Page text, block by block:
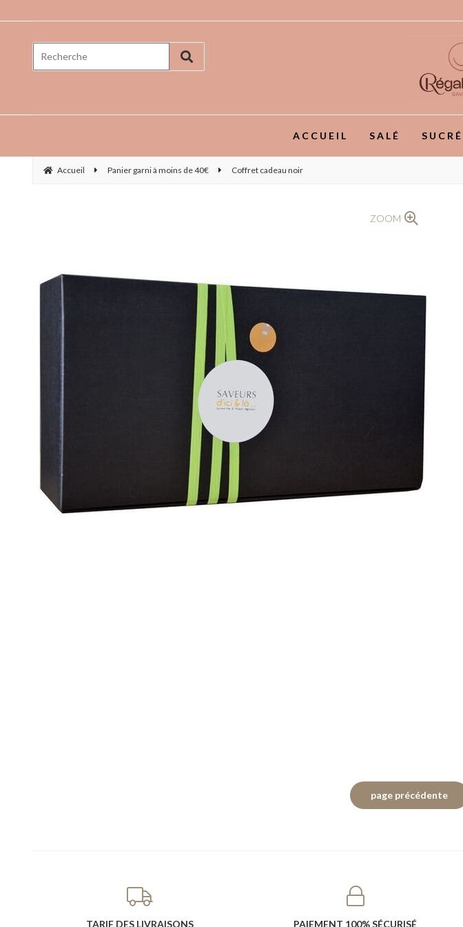
ACCUEIL SALÉ SUCRÉ
Accueil Panier garni à moins de 40€ Coffret cadeau noir
ZOOM
TARIF DES LIVRAISONS PAIEMENT 100% SÉCURISÉ